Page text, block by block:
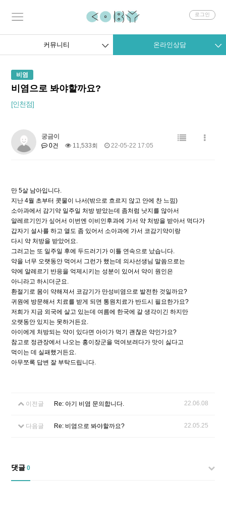
회로그인
커뮤니티 온라인상담
비염
비염으로 봐야할까요?
[인천점]
궁금이
0건
11,533회 22-05-22 17:05
만 5살 남아입니다.
지난 4월 초부터 콧물이 나서(밖으로 흐르지 않고 안에 찬 느낌)
소아과에서 감기약 일주일 처방 받았는데 좀처럼 낫지를 않아서
알레르기인가 싶어서 이번엔 이비인후과에 가서 약 처방을 받아서 먹다가
갑자기 설사를 하고 열도 좀 있어서 소아과에 가서 코감기약이랑
다시 약 처방을 받았어요.
그러고는 또 일주일 후에 두드러기가 이틀 연속으로 났습니다.
약을 너무 오랫동안 먹어서 그런가 했는데 의사선생님 말씀으로는
약에 알레르기 반응을 억제시키는 성분이 있어서 약이 원인은
아니라고 하시더군요.
환절기로 몸이 약해져서 코감기가 만성비염으로 발전한 것일까요?
귀원에 방문해서 치료를 받게 되면 통원치료가 반드시 필요한가요?
저희가 지금 외국에 살고 있는데 여름에 한국에 갈 생각이긴 하지만
오랫동안 있지는 못하거든요.
아이에게 처방되는 약이 있다면 아이가 먹기 괜찮은 약인가요?
참고로 정관장에서 나오는 홍이장군을 먹여보려다가 맛이 싫다고
먹이는 데 실패했거든요.
아무쪼록 답변 잘 부탁드립니다.
이전글 Re: 아기 비염 문의합니다. 22.06.08
다음글 Re: 비염으로 봐야할까요? 22.05.25
댓글 0